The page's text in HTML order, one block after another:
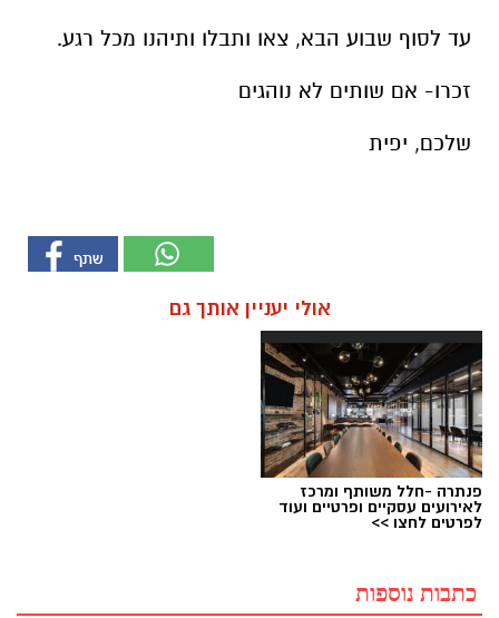
עד לסוף שבוע הבא, צאו ותבלו ותיהנו מכל רגע.
זכרו- אם שותים לא נוהגים
שלכם, יפית
אולי יעניין אותך גם
פנתרה -חלל משותף ומרכז
לאירועים עסקיים ופרטיים ועוד
לפרטים לחצו >>
כתבות נוספות